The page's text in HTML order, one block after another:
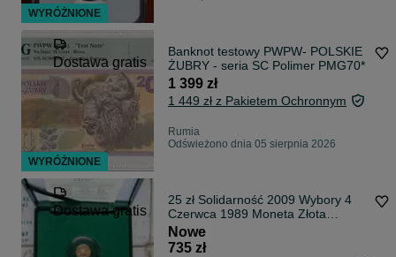
Dostawa gratis
Banknot testowy PWPW- POLSKIE
ŻUBRY - seria SC Polimer PMG70*
1 399 zł
1 449 zł z Pakietem Ochronnym
Rumia
Odświeżono dnia 05 sierpnia 2026
Dostawa gratis
25 zł Solidarność 2009 Wybory 4
Czerwca 1989 Moneta Złota
Mennicza Trójmiasto Darmowa
Wysyłka
Nowe
735 zł
WYRÓŻNIONE
WYRÓŻNIONE